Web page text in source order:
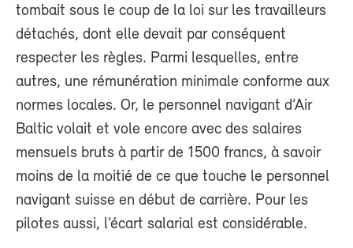
tombait sous le coup de la loi sur les travailleurs
détachés, dont elle devait par conséquent
respecter les règles. Parmi lesquelles, entre
autres, une rémunération minimale conforme aux
normes locales. Or, le personnel navigant d’Air
Baltic volait et vole encore avec des salaires
mensuels bruts à partir de 1500 francs, à savoir
moins de la moitié de ce que touche le personnel
navigant suisse en début de carrière. Pour les
pilotes aussi, l’écart salarial est considérable.